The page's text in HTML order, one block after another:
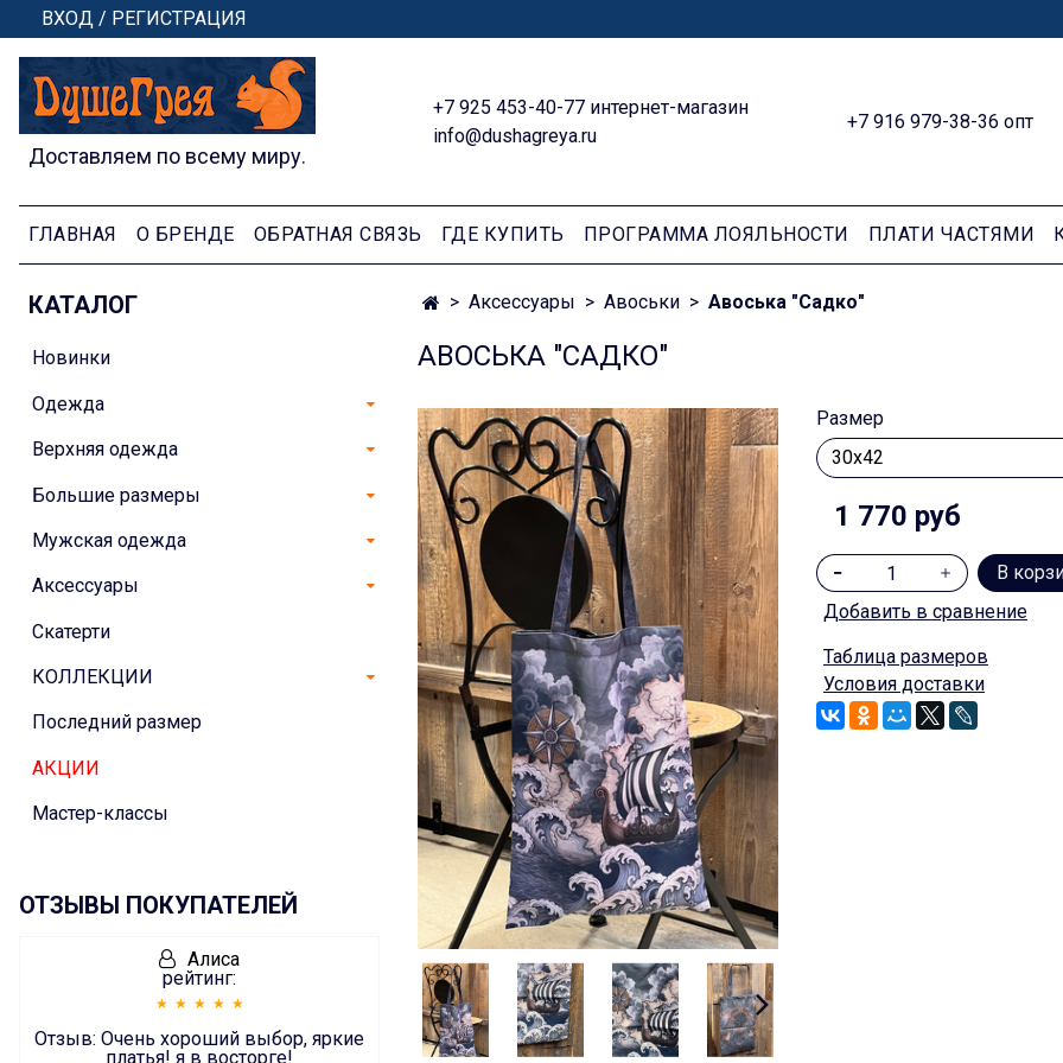
ВХОД / РЕГИСТРАЦИЯ
Доставляем по всему миру.
+7 925 453-40-77 интернет-магазин
info@dushagreya.ru
+7 916 979-38-36 опт
ГЛАВНАЯ О БРЕНДЕ ОБРАТНАЯ СВЯЗЬ ГДЕ КУПИТЬ ПРОГРАММА ЛОЯЛЬНОСТИ ПЛАТИ ЧАСТЯМИ
Аксессуары Авоськи Авоська "Садко"
АВОСЬКА "САДКО"
Размер
1 770 руб
В
Добавить в сравнение
Таблица размеров
Условия доставки
КАТАЛОГ
Новинки
Одежда
Верхняя одежда
Большие размеры
Мужская одежда
Аксессуары
Скатерти
КОЛЛЕКЦИИ
Последний размер
АКЦИИ
Мастер-классы
ОТЗЫВЫ ПОКУПАТЕЛЕЙ
Алиса
рейтинг:
Отзыв: Очень хороший выбор, яркие
платья! я в восторге!